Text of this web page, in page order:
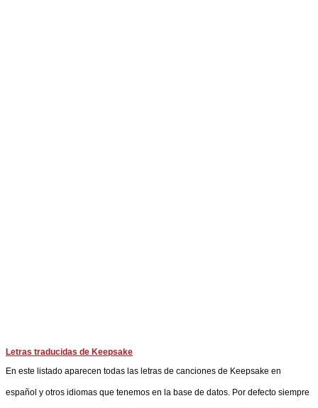
Letras traducidas de Keepsake
En este listado aparecen todas las letras de canciones de Keepsake en
español y otros idiomas que tenemos en la base de datos. Por defecto siempre